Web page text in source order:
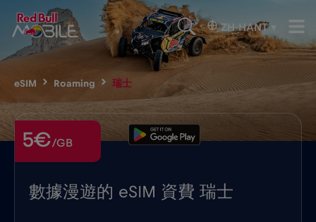
ZH-HANT ▾
eSIM Roaming 瑞士
數據漫遊的 eSIM 資費 瑞士
5€/GB